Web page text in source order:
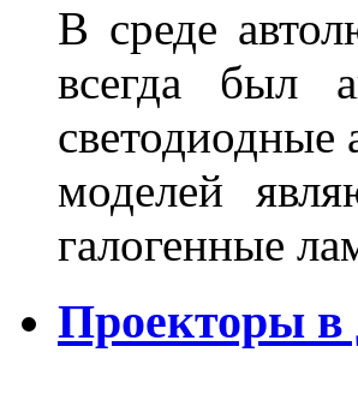
В среде
всегда был
моделей
галогенные
Проекторы в